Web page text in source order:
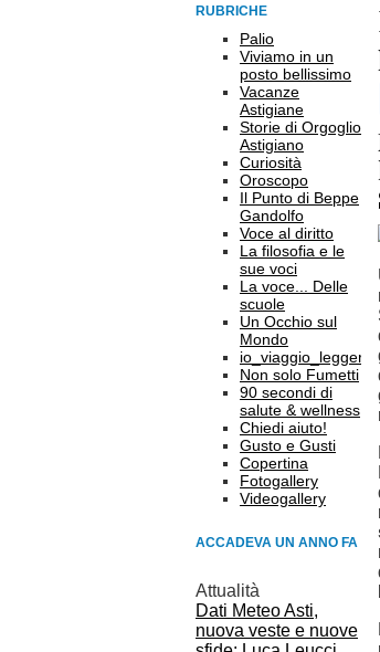
RUBRICHE
Palio
Viviamo in un
posto bellissimo
Vacanze
Astigiane
Storie di Orgoglio
Astigiano
Curiosità
Oroscopo
Il Punto di Beppe
Gandolfo
Voce al diritto
La filosofia e le
sue voci
La voce... Delle
scuole
Un Occhio sul
Mondo
io_viaggio_leggero
Non solo Fumetti
90 secondi di
salute & wellness
Chiedi aiuto!
Gusto e Gusti
Copertina
Fotogallery
Videogallery
ACCADEVA UN ANNO FA
Attualità
Dati Meteo Asti,
nuova veste e nuove